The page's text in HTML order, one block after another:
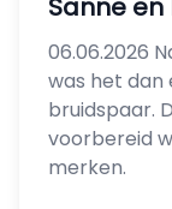
Sanne en
06.06.2026
was het dan
bruidspaar.
voorbereid
merken.